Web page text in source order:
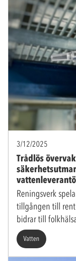
3/12/2025
Trådlös
Reningsverk
tillgången till rent
bidrar till
Vatten